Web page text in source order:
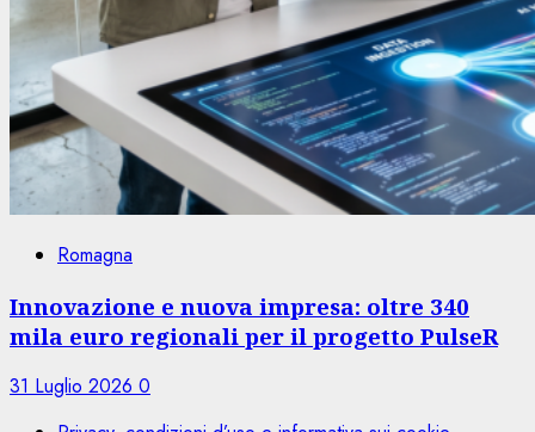
Romagna
Innovazione e nuova impresa: oltre 340
mila euro regionali per il progetto PulseR
31 Luglio 2026 0